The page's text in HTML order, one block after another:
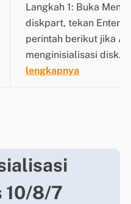
Langkah 1: Buka
diskpart, tekan Enter;
perintah berikut jika
menginisialisasi disk...
lengkapnya
10/8/7